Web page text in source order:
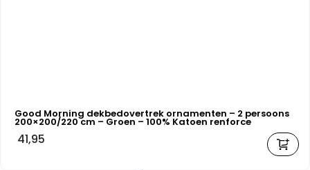
Good Morning dekbedovertrek ornamenten – 2 persoons
200×200/220 cm – Groen – 100% Katoen renforce
41,95